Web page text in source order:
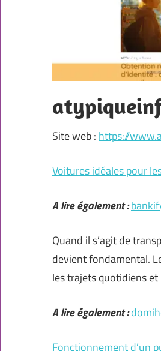
Site web : https://
Voitures idéales pour
A lire également :
Quand il s’agit de
devient fondamental.
les trajets quotidiens et
A lire également :
Fonctionnement d’un